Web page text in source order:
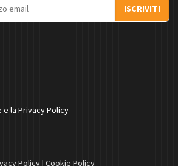
ISCRIVITI
e la Privacy Policy
Policy| Cookie Policy